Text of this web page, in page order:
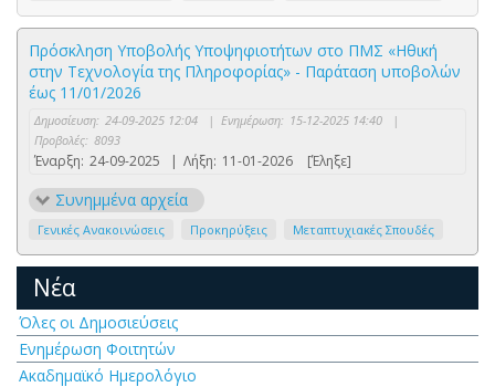
Πρόσκληση Υποβολής Υποψηφιοτήτων στο ΠΜΣ «Ηθική
στην Τεχνολογία της Πληροφορίας» - Παράταση υποβολών
έως 11/01/2026
Δημοσίευση: 24-09-2025 12:04 | Ενημέρωση: 15-12-2025 14:40
|
Προβολές: 8093
Έναρξη: 24-09-2025 | Λήξη: 11-01-2026 [Έληξε]
Συνημμένα αρχεία
Γενικές Ανακοινώσεις Προκηρύξεις Μεταπτυχιακές Σπουδές
Νέα
Όλες οι Δημοσιεύσεις
Ενημέρωση Φοιτητών
Ακαδημαϊκό Ημερολόγιο